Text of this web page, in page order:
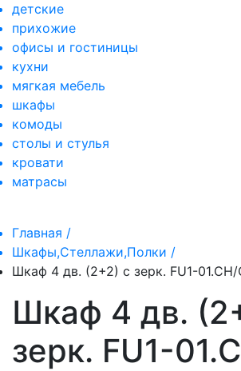
детские
прихожие
офисы и гостиницы
кухни
мягкая мебель
шкафы
комоды
столы и стулья
кровати
матрасы
Главная /
Шкафы,Стеллажи,Полки /
Шкаф 4 дв. (2+2) с зерк. FU1-01.CH/
Шкаф 4 дв.
зерк. FU1-